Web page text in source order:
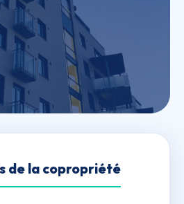
VICTOR HUGO
de la copropriété